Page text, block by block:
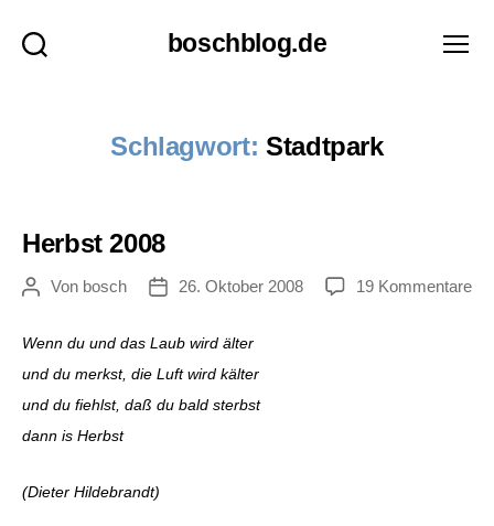
boschblog.de
Schlagwort: Stadtpark
Herbst 2008
Beitragsautor
Von bosch Veröffentlichungsdatum
26. Oktober 2008 19 Kommentarezu
Wenn du und das Laub wird älter
und du merkst, die Luft wird kälter
und du fiehlst, daß du bald sterbst
dann is Herbst
(Dieter Hildebrandt)